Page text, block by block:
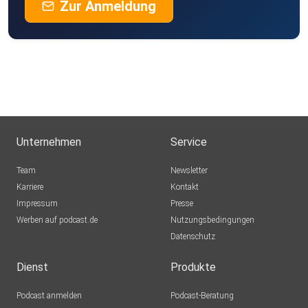
Zur Anmeldung
Unternehmen
Team
Karriere
Impressum
Werben auf podcast.de
Service
Newsletter
Kontakt
Presse
Nutzungsbedingungen
Datenschutz
Dienst
Podcast anmelden
Produkte
Podcast-Beratung